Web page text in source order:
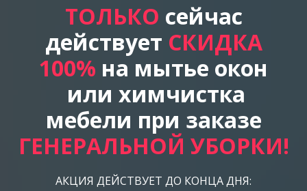
ТОЛЬКО сейчас
действует СКИДКА
100% на мытье окон
или химчистка
мебели при заказе
ГЕНЕРАЛЬНОЙ УБОРКИ!
АКЦИЯ ДЕЙСТВУЕТ ДО КОНЦА ДНЯ: